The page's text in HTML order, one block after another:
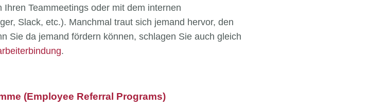
Teammeetings oder mit dem internen
Slack, etc.). Manchmal traut sich jemand hervor, den
Sie da jemand fördern können, schlagen Sie auch gleich
.
(Employee Referral Programs)